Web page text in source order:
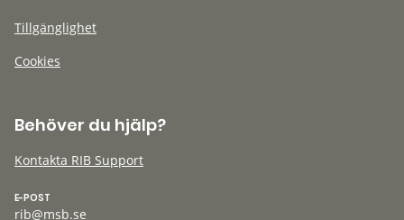
Tillgänglighet
Cookies
Behöver du hjälp?
Kontakta RIB Support
E-POST
rib@msb.se